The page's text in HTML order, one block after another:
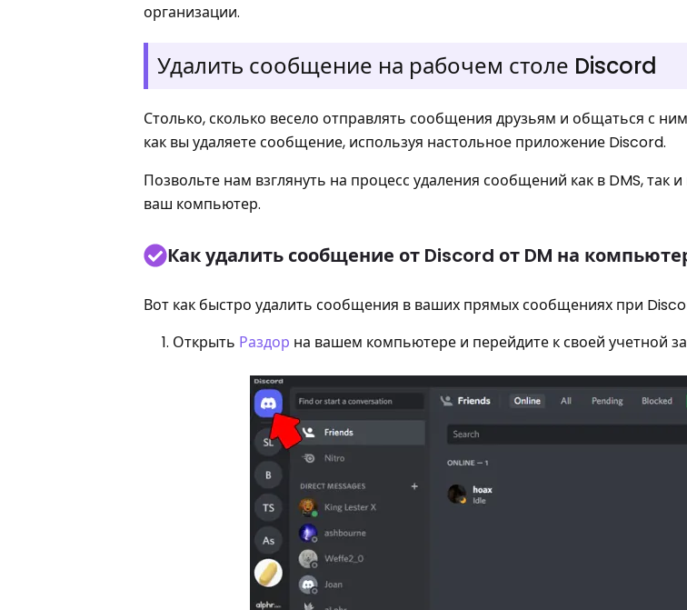
организации.
Удалить сообщение на рабочем столе Discord
Столько, сколько весело отправлять сообщения друзьям и общаться с
как вы удаляете сообщение, используя настольное приложение Discord.
Позвольте нам взглянуть на процесс удаления сообщений как в DMS, так
ваш компьютер.
Как удалить сообщение от Discord от DM на
Вот как быстро удалить сообщения в ваших прямых сообщениях при
Открыть Раздор на вашем компьютере и перейдите к своей учетной